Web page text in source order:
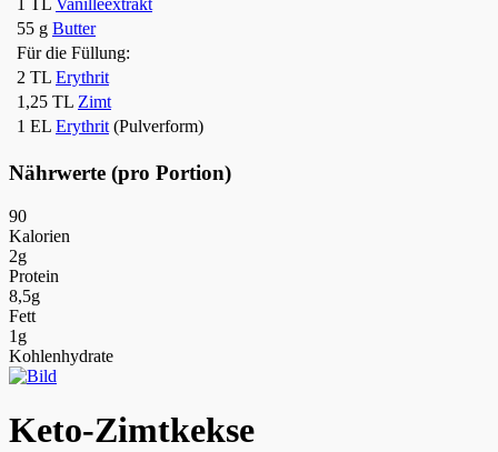
1 TL Vanilleextrakt
55 g Butter
Für die Füllung:
2 TL Erythrit
1,25 TL Zimt
1 EL Erythrit (Pulverform)
Nährwerte (pro Portion)
90
Kalorien
2g
Protein
8,5g
Fett
1g
Kohlenhydrate
Keto-Zimtkekse